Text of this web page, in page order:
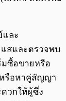
และ
สและตรวจพบ
มซื้อขายหรือ
รือหาคู่สัญญา
วกให้ผู้ซึ่ง